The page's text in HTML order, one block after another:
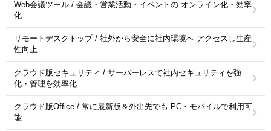
Web会議ツール / 会議・営業活動・イベントの オンライン化・効率
化
リモートデスクトップ / 社外から安全に社内環境へ アクセスし生産
性向上
クラウド版セキュリティ / サーバーレスで社内セキュリティを強
化・管理を効率化
クラウド版Office / 常に最新版＆外出先でも PC・モバイルで利用可
能